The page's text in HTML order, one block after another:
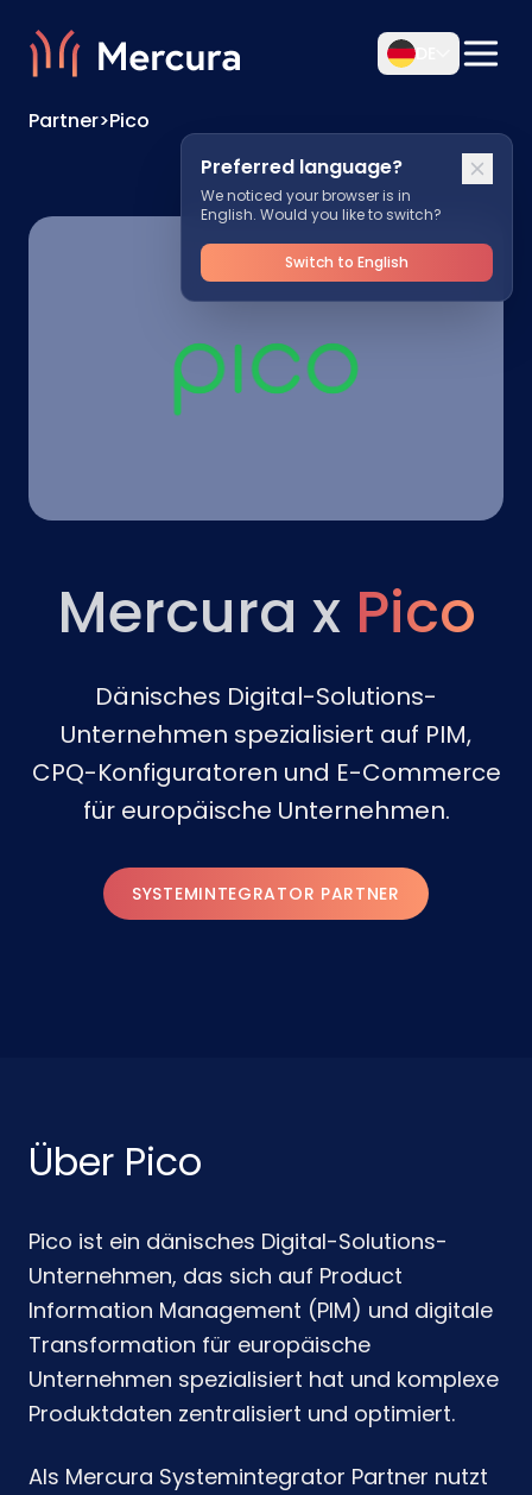
Preferred language?
We noticed your browser is in
English. Would you like to switch?
Switch to English
Partner>Pico
Mercura x Pico
Dänisches Digital-Solutions-
Unternehmen spezialisiert auf PIM,
CPQ-Konfiguratoren und E-Commerce
für europäische Unternehmen.
SYSTEMINTEGRATOR PARTNER
Über Pico
Pico ist ein dänisches Digital-Solutions-
Unternehmen, das sich auf Product
Information Management (PIM) und digitale
Transformation für europäische
Unternehmen spezialisiert hat und komplexe
Produktdaten zentralisiert und optimiert.
Als Mercura Systemintegrator Partner nutzt